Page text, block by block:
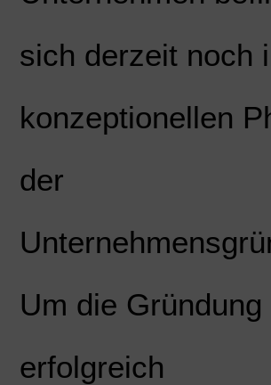
sich derzeit noch
konzeptionellen
der
Um die Gründung
erfolgreich